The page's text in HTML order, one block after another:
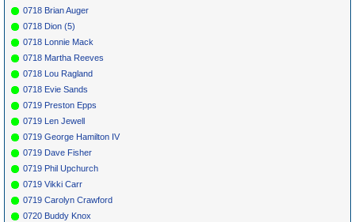
0718 Brian Auger
0718 Dion (5)
0718 Lonnie Mack
0718 Martha Reeves
0718 Lou Ragland
0718 Evie Sands
0719 Preston Epps
0719 Len Jewell
0719 George Hamilton IV
0719 Dave Fisher
0719 Phil Upchurch
0719 Vikki Carr
0719 Carolyn Crawford
0720 Buddy Knox